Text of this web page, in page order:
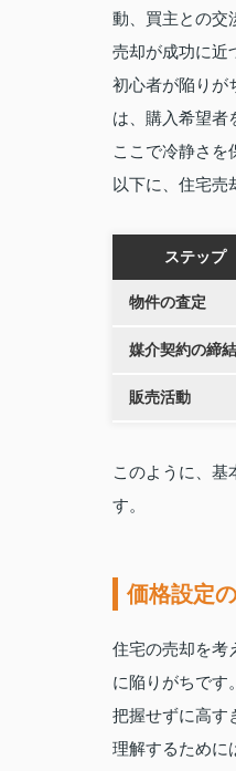
動、買主との交
売却が成功に近
初心者が陥りが
は、購入希望者
ここで冷静さを
以下に、住宅売
ステップ
物件の査定
媒介契約の締結
販売活動
このように、基
す。
価格設定
住宅の売却を考
に陥りがちです
把握せずに高す
理解するために